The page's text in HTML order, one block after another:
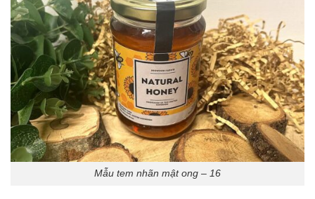
Mẫu tem nhãn mật ong – 16